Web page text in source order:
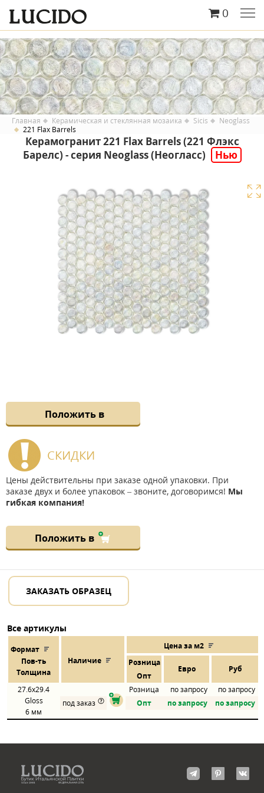
0
Главная Керамическая и стеклянная мозаика Sicis
Neoglass
221 Flax Barrels
Керамогранит 221 Flax Barrels (221 Флэкс
Барелс) - серия Neoglass (Неогласс)
Нью
Положить в
СКИДКИ
Цены действительны при заказе одной упаковки. При
заказе двух и более упаковок – звоните, договоримся! Мы
гибкая компания!
Положить в
ЗАКАЗАТЬ ОБРАЗЕЦ
Все артикулы
Формат
Пов-ть
Толщина
Наличие
Цена за м2
Розница
Евро Руб
Опт
27.6x29.4
Gloss
6 мм
Розница по запросу
по запросу
под заказ
Опт по запросу по запросу